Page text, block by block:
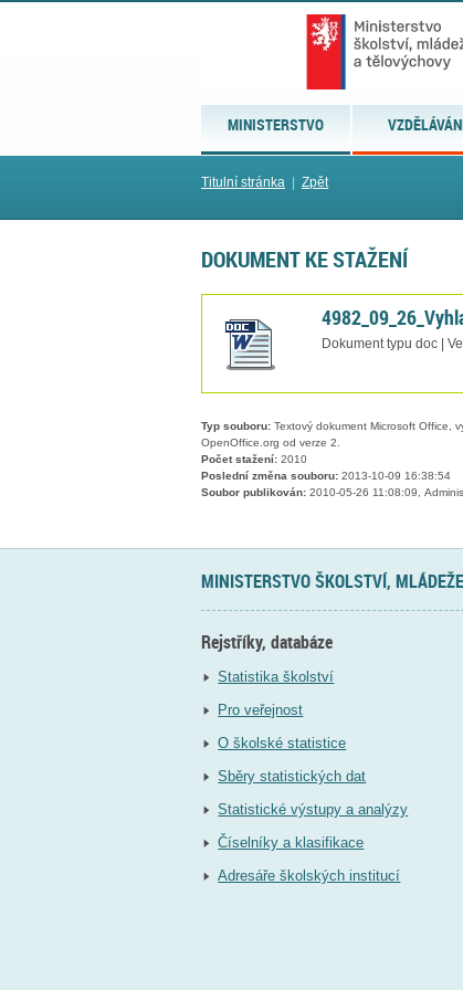
MINISTERSTVO
Titulní stránka Zpět
DOKUMENT KE STAŽENÍ
Dokument typu doc |
Typ souboru: Textový dokument Microsoft Office,
OpenOffice.org od verze 2.
Počet stažení: 2010
Poslední změna souboru: 2013-10-09 16:38:54
Soubor publikován: 2010-05-26 11:08:09,
MINISTERSTVO ŠKOLSTVÍ,
Rejstříky, databáze
Statistika školství
Pro veřejnost
O školské statistice
Sběry statistických dat
Statistické výstupy a analýzy
Číselníky a klasifikace
Adresáře školských institucí